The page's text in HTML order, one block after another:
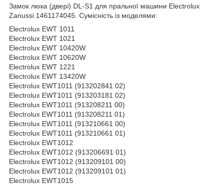
Замок люка (двері) DL-S1 для пральної машини Electrolux
Zanussi 1461174045. Сумісність із моделями:
Electrolux EWT 1011
Electrolux EWT 1021
Electrolux EWT 10420W
Electrolux EWT 10620W
Electrolux EWT 1221
Electrolux EWT 13420W
Electrolux EWT1011 (913202841 02)
Electrolux EWT1011 (913203181 02)
Electrolux EWT1011 (913208211 00)
Electrolux EWT1011 (913208211 01)
Electrolux EWT1011 (913210661 00)
Electrolux EWT1011 (913210661 01)
Electrolux EWT1012
Electrolux EWT1012 (913206691 01)
Electrolux EWT1012 (913209101 00)
Electrolux EWT1012 (913209101 01)
Electrolux EWT1015